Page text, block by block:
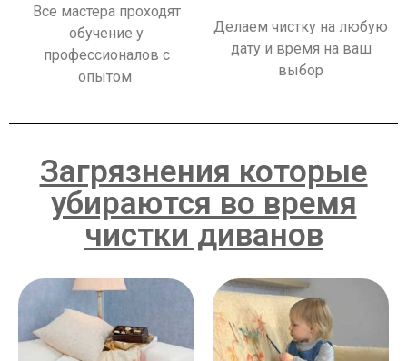
Все мастера проходят
обучение у
профессионалов с
опытом
Делаем чистку на любую
дату и время на ваш
выбор
Загрязнения которые
убираются во время
чистки диванов